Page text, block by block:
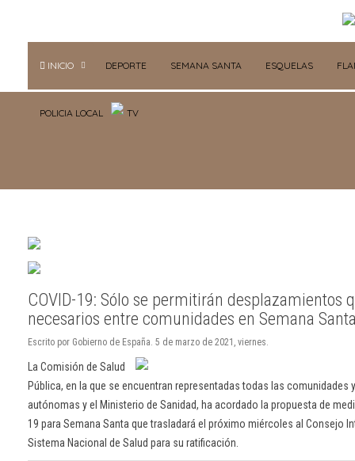
INICIO DEPORTE SEMANA SANTA ESQUELAS
POLICIA LOCAL TV
COVID-19: Sólo se permitirán desplazamientos
necesarios entre comunidades en Semana
Escrito por Gobierno de España. 5 de marzo de 2021, viernes.
La Comisión de Salud
Pública, en la que se encuentran representadas todas las comunidades
autónomas y el Ministerio de Sanidad, ha acordado la propuesta de
19 para Semana Santa que trasladará el próximo miércoles al Consejo
Sistema Nacional de Salud para su ratificación.